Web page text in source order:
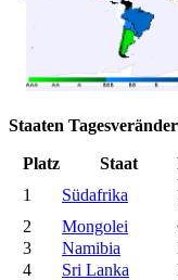
Staaten
Platz Staat
1
Südafrika
2
Mongolei
3
Namibia
4
Sri Lanka